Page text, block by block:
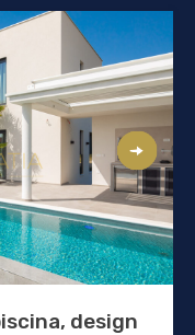
design